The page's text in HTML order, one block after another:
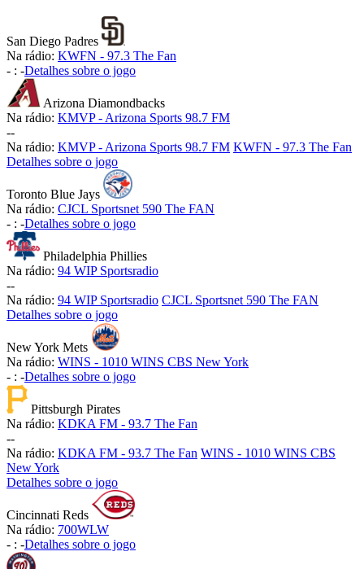
San Diego Padres
Na rádio: KWFN - 97.3 The Fan
- : -Detalhes sobre o jogo
Arizona Diamondbacks
Na rádio: KMVP - Arizona Sports 98.7 FM
--
Na rádio: KMVP - Arizona Sports 98.7 FM KWFN - 97.3 The Fan
Detalhes sobre o jogo
Toronto Blue Jays
Na rádio: CJCL Sportsnet 590 The FAN
- : -Detalhes sobre o jogo
Philadelphia Phillies
Na rádio: 94 WIP Sportsradio
--
Na rádio: 94 WIP Sportsradio CJCL Sportsnet 590 The FAN
Detalhes sobre o jogo
New York Mets
Na rádio: WINS - 1010 WINS CBS New York
- : -Detalhes sobre o jogo
Pittsburgh Pirates
Na rádio: KDKA FM - 93.7 The Fan
--
Na rádio: KDKA FM - 93.7 The Fan WINS - 1010 WINS CBS
New York
Detalhes sobre o jogo
Cincinnati Reds
Na rádio: 700WLW
- : -Detalhes sobre o jogo